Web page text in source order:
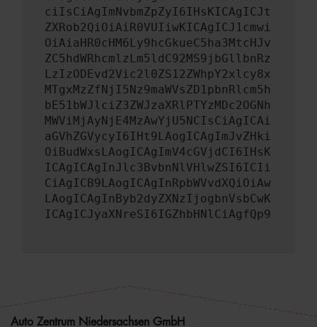
ciIsCiAgImNvbmZpZyI6IHsKICAgICJt
ZXRob2QiOiAiR0VUIiwKICAgICJ1cmwi
OiAiaHR0cHM6Ly9hcGkueC5ha3MtcHJv
ZC5hdWRhcmlzLm5ldC92MS9jbGllbnRz
LzIzODEvd2Vic2l0ZS12ZWhpY2xlcy8x
MTgxMzZfNjI5Nz9maWVsZD1pbnRlcm5h
bE51bWJlciZ3ZWJzaXRlPTYzMDc2OGNh
MWViMjAyNjE4MzAwYjU5NCIsCiAgICAi
aGVhZGVycyI6IHt9LAogICAgImJvZHki
OiBudWxsLAogICAgImV4cGVjdCI6IHsK
ICAgICAgInJlc3BvbnNlVHlwZSI6ICIi
CiAgICB9LAogICAgInRpbWVvdXQiOiAw
LAogICAgInByb2dyZXNzIjogbnVsbCwK
ICAgICJyaXNreSI6IGZhbHNlCiAgfQp9
Auto Zentrum Niedersachsen GmbH